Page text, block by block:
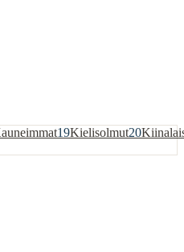
19Kielisolmut20